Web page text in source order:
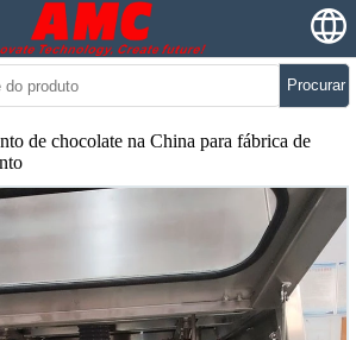
Procurar
de chocolate na China para fábrica de